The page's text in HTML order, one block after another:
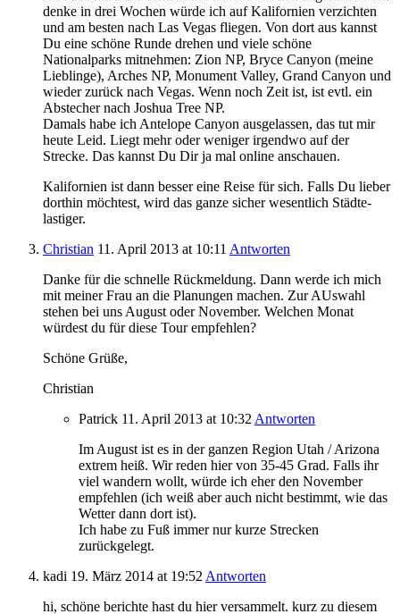
denke in drei Wochen würde ich auf Kalifornien verzichten
und am besten nach Las Vegas fliegen. Von dort aus kannst
Du eine schöne Runde drehen und viele schöne
Nationalparks mitnehmen: Zion NP, Bryce Canyon (meine
Lieblinge), Arches NP, Monument Valley, Grand Canyon und
wieder zurück nach Vegas. Wenn noch Zeit ist, ist evtl. ein
Abstecher nach Joshua Tree NP.
Damals habe ich Antelope Canyon ausgelassen, das tut mir
heute Leid. Liegt mehr oder weniger irgendwo auf der
Strecke. Das kannst Du Dir ja mal online anschauen.
Kalifornien ist dann besser eine Reise für sich. Falls Du lieber
dorthin möchtest, wird das ganze sicher wesentlich Städte-
lastiger.
Christian 11. April 2013 at 10:11 Antworten
Danke für die schnelle Rückmeldung. Dann werde ich mich
mit meiner Frau an die Planungen machen. Zur AUswahl
stehen bei uns August oder November. Welchen Monat
würdest du für diese Tour empfehlen?
Schöne Grüße,
Christian
Patrick 11. April 2013 at 10:32 Antworten
Im August ist es in der ganzen Region Utah / Arizona
extrem heiß. Wir reden hier von 35-45 Grad. Falls ihr
viel wandern wollt, würde ich eher den November
empfehlen (ich weiß aber auch nicht bestimmt, wie das
Wetter dann dort ist).
Ich habe zu Fuß immer nur kurze Strecken
zurückgelegt.
kadi 19. März 2014 at 19:52 Antworten
hi, schöne berichte hast du hier versammelt. kurz zu diesem